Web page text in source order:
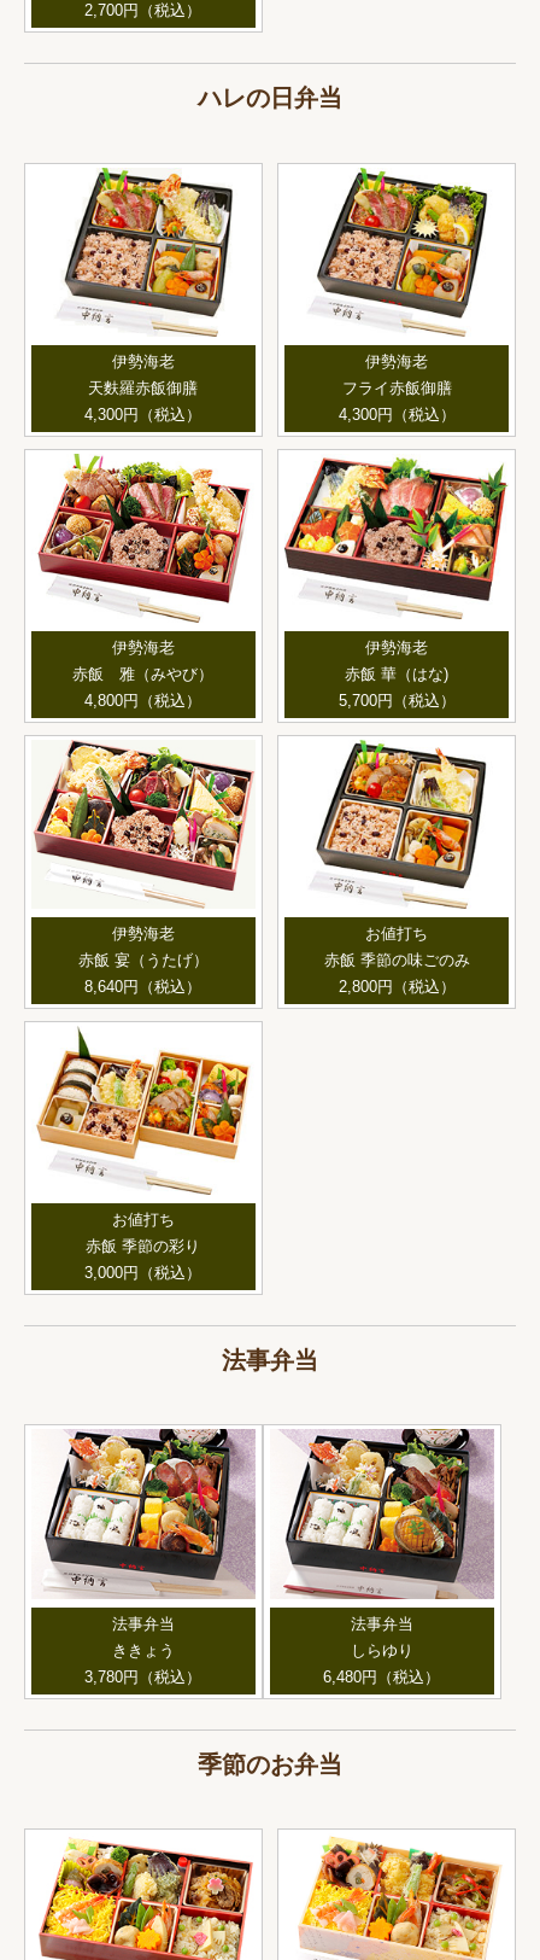
2,700円（税込）
ハレの日弁当
伊勢海老
天麩羅赤飯御膳
4,300円（税込）
伊勢海老
フライ赤飯御膳
4,300円（税込）
伊勢海老
赤飯 雅（みやび）
4,800円（税込）
伊勢海老
赤飯 華（はな)
5,700円（税込）
伊勢海老
赤飯 宴（うたげ）
8,640円（税込）
お値打ち
赤飯 季節の味ごのみ
2,800円（税込）
お値打ち
赤飯 季節の彩り
3,000円（税込）
法事弁当
法事弁当
ききょう
3,780円（税込）
法事弁当
しらゆり
6,480円（税込）
季節のお弁当